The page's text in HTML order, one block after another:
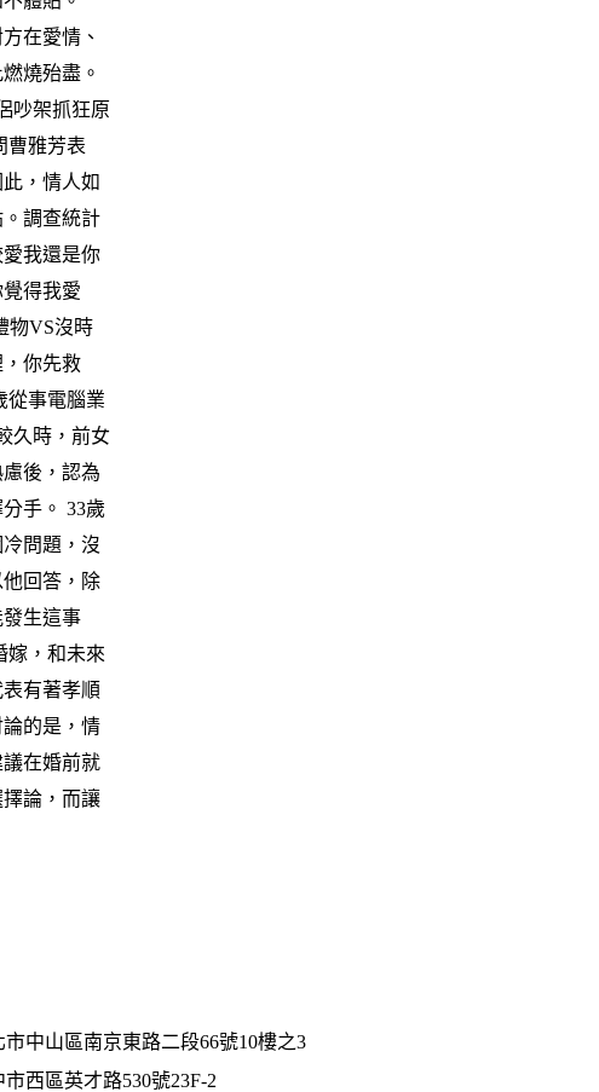
在愛情、
燒殆盡。
吵架抓狂原
曹雅芳表
，情人如
調查統計
我還是你
得我愛
物VS沒時
你先救
從事電腦業
久時，前女
後，認為
手。 33歲
問題，沒
回答，除
生這事
嫁，和未來
有著孝順
的是，情
在婚前就
論，而讓
中山區南京東路二段66號10樓之3
西區英才路530號23F-2